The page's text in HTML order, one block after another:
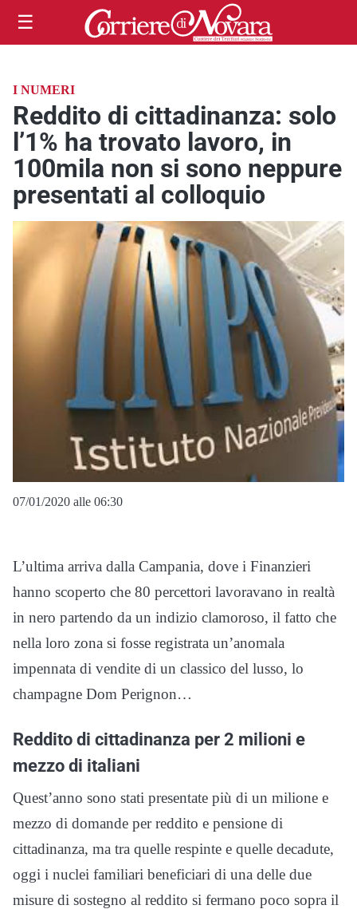
☰
I NUMERI
Reddito di cittadinanza: solo
l’1% ha trovato lavoro, in
100mila non si sono neppure
presentati al colloquio
07/01/2020 alle 06:30
L’ultima arriva dalla Campania, dove i Finanzieri
hanno scoperto che 80 percettori lavoravano in realtà
in nero partendo da un indizio clamoroso, il fatto che
nella loro zona si fosse registrata un’anomala
impennata di vendite di un classico del lusso, lo
champagne Dom Perignon…
Reddito di cittadinanza per 2 milioni e
mezzo di italiani
Quest’anno sono stati presentate più di un milione e
mezzo di domande per reddito e pensione di
cittadinanza, ma tra quelle respinte e quelle decadute,
oggi i nuclei familiari beneficiari di una delle due
misure di sostegno al reddito si fermano poco sopra il